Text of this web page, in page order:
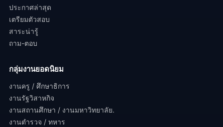
ประกาศล่าสุด
เตรียมตัวสอบ
สาระน่ารู้
ถาม-ตอบ
กลุ่มงานยอดนิยม
งานครู / ศึกษาธิการ
งานรัฐวิสาหกิจ
งานสถานศึกษา / งานมหาวิทยาลัย.
งานตำรวจ / ทหาร